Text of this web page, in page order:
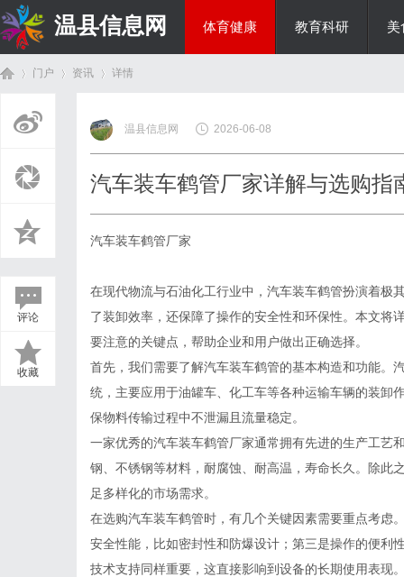
温县信息网 体育健康 教育科研 美
门户 资讯
›
详情
评论
收藏
温县信息网 2026-06-08
汽车装车鹤管厂家详解与选购指
汽车装车鹤管厂家
在现代物流与石油化工行业中，汽车装车鹤管扮演着极
了装卸效率，还保障了操作的安全性和环保性。本文将
要注意的关键点，帮助企业和用户做出正确选择。
首先，我们需要了解汽车装车鹤管的基本构造和功能。
统，主要应用于油罐车、化工车等各种运输车辆的装卸
保物料传输过程中不泄漏且流量稳定。
一家优秀的汽车装车鹤管厂家通常拥有先进的生产工艺
钢、不锈钢等材料，耐腐蚀、耐高温，寿命长久。除此
足多样化的市场需求。
在选购汽车装车鹤管时，有几个关键因素需要重点考虑
安全性能，比如密封性和防爆设计；第三是操作的便利
技术支持同样重要，这直接影响到设备的长期使用表现